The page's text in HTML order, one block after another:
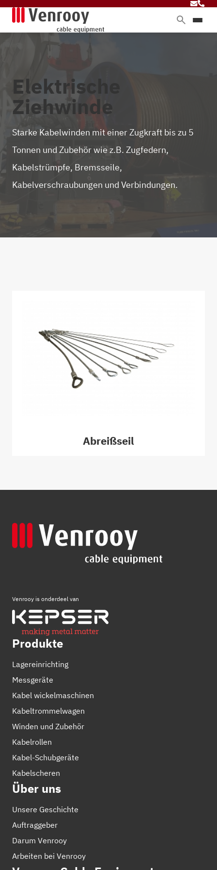
Dienstleistungen
Branchen
Über Venrooy
Blog
Kontakt
Elektrische
Ziehwinde
Starke Kabelwinden mit einer Zugkraft bis zu 5
Tonnen und Zubehör wie z.B. Zugfedern,
Kabelstrümpfe, Bremsseile,
Kabelverschraubungen und Verbindungen.
Abreißseil
Venrooy is onderdeel van
Produkte
Lagereinrichting
Messgeräte
Kabel wickelmaschinen
Kabeltrommelwagen
Winden und Zubehör
Kabelrollen
Kabel-Schubgeräte
Kabelscheren
Über uns
Unsere Geschichte
Auftraggeber
Darum Venrooy
Arbeiten bei Venrooy